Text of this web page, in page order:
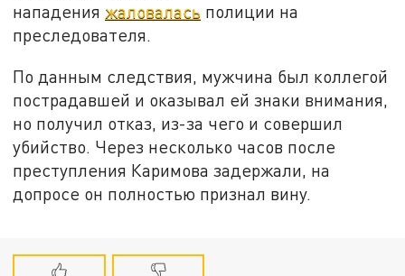
нападения жаловалась полиции на
преследователя.
По данным следствия, мужчина был коллегой
пострадавшей и оказывал ей знаки внимания,
но получил отказ, из-за чего и совершил
убийство. Через несколько часов после
преступления Каримова задержали, на
допросе он полностью признал вину.